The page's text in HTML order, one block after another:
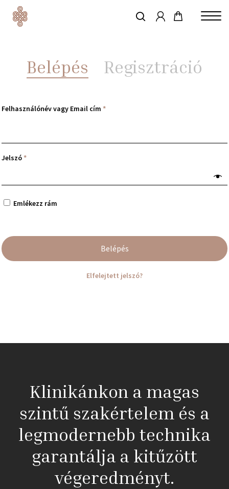
keresés
Belépés Regisztráció
Felhasználónév vagy Email cím *
Jelszó *
Emlékezz rám
Belépés
Elfelejtett jelszó?
Klinikánkon a magas
szintű szakértelem és a
legmodernebb technika
garantálja a kitűzött
végeredményt.